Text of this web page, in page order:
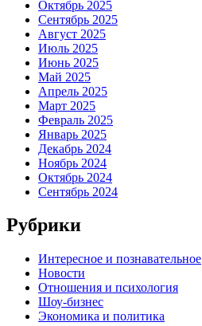
Октябрь 2025
Сентябрь 2025
Август 2025
Июль 2025
Июнь 2025
Май 2025
Апрель 2025
Март 2025
Февраль 2025
Январь 2025
Декабрь 2024
Ноябрь 2024
Октябрь 2024
Сентябрь 2024
Рубрики
Интересное и познавательное
Новости
Отношения и психология
Шоу-бизнес
Экономика и политика